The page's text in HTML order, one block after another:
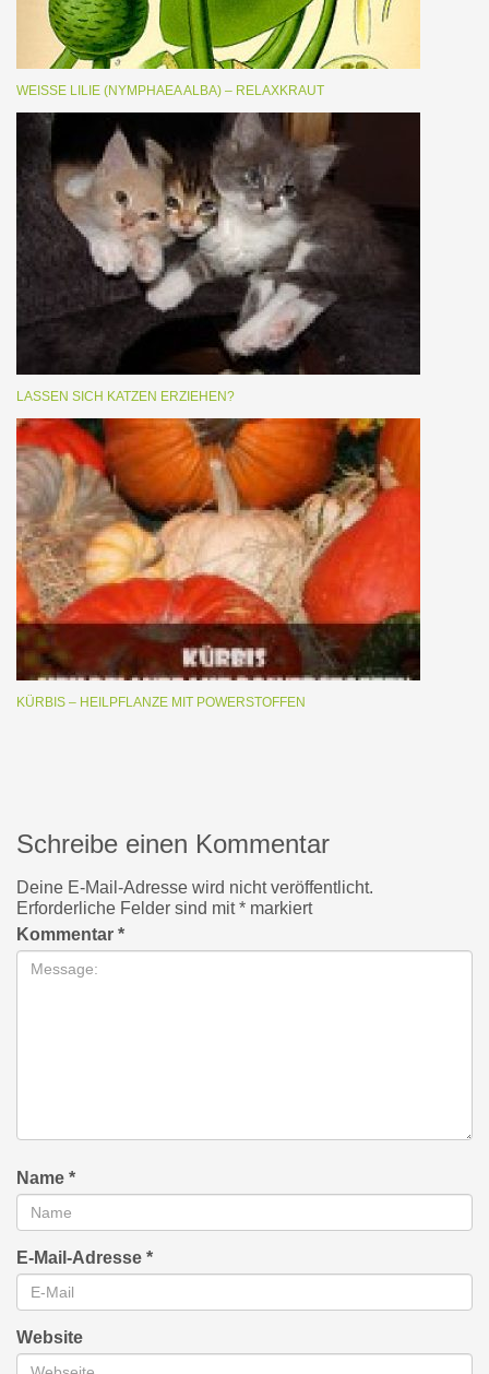
WEISSE LILIE (NYMPHAEA ALBA) – RELAXKRAUT
LASSEN SICH KATZEN ERZIEHEN?
KÜRBIS – HEILPFLANZE MIT POWERSTOFFEN
Schreibe einen Kommentar
Deine E-Mail-Adresse wird nicht veröffentlicht.
Erforderliche Felder sind mit* markiert
Kommentar *
Name *
E-Mail-Adresse *
Website